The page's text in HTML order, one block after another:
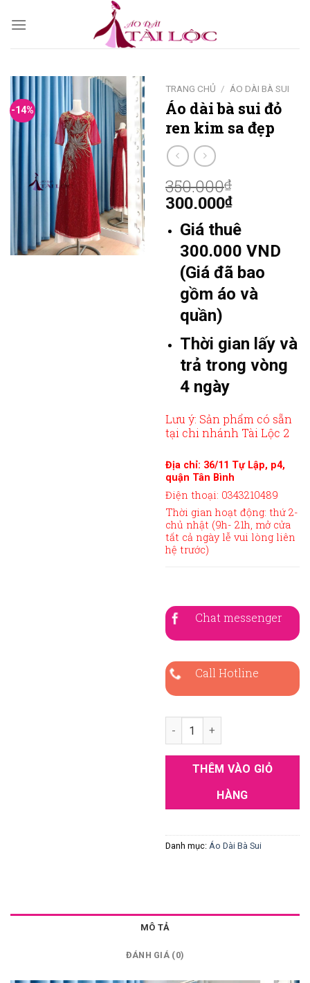
-14%
TRANG CHỦ / ÁO DÀI BÀ SUI
Áo dài bà sui đỏ
ren kim sa đẹp
350.000₫
300.000₫
Giá thuê
300.000 VND
(Giá đã bao
gồm áo và
quần)
Thời gian lấy và
trả trong vòng
4 ngày
Lưu ý: Sản phẩm có sẵn
tại chi nhánh Tài Lộc 2
Địa chỉ: 36/11 Tự Lập, p4,
quận Tân Bình
Điện thoại: 0343210489
Thời gian hoạt động: thứ 2-
chủ nhật (9h- 21h, mở cửa
tất cả ngày lễ vui lòng liên
hệ trước)
Chat messenger
Call Hotline
Áo dài bà sui đỏ ren kim sa
THÊM VÀO GIỎ
HÀNG
Danh mục: Áo Dài Bà Sui
MÔ TẢ
ĐÁNH GIÁ (0)